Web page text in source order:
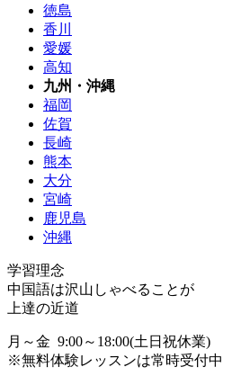
徳島
香川
愛媛
高知
九州・沖縄
福岡
佐賀
長崎
熊本
大分
宮崎
鹿児島
沖縄
学習理念
中国語は沢山しゃべることが
上達の近道
月～金 9:00～18:00(土日祝休業)
※無料体験レッスンは常時受付中